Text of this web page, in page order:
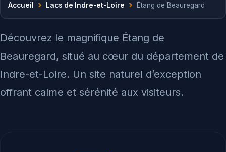
Accueil › Lacs de Indre-et-Loire › Étang de Beauregard
Découvrez le magnifique Étang de
Beauregard, situé au cœur du département de
Indre-et-Loire. Un site naturel d’exception
offrant calme et sérénité aux visiteurs.